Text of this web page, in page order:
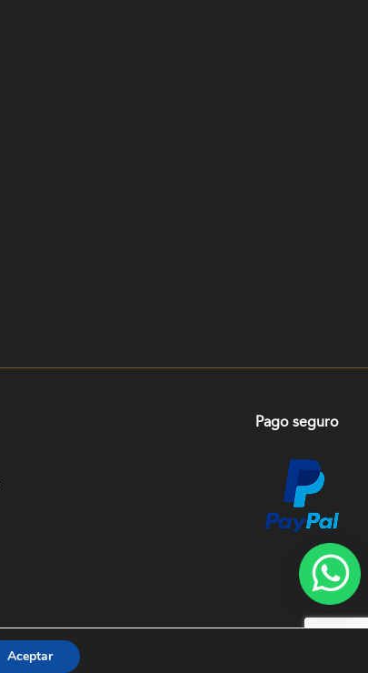
Pago seguro
Aceptar